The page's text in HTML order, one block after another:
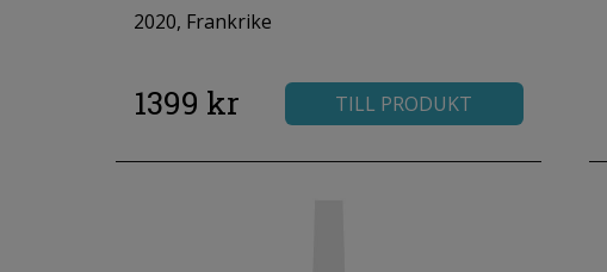
2020, Frankrike
1399 kr TILL PRODUKT